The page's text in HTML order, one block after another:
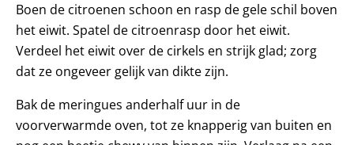
Boen de citroenen schoon en rasp de gele schil boven
het eiwit. Spatel de citroenrasp door het eiwit.
Verdeel het eiwit over de cirkels en strijk glad; zorg
dat ze ongeveer gelijk van dikte zijn.
Bak de meringues anderhalf uur in de
voorverwarmde oven, tot ze knapperig van buiten en